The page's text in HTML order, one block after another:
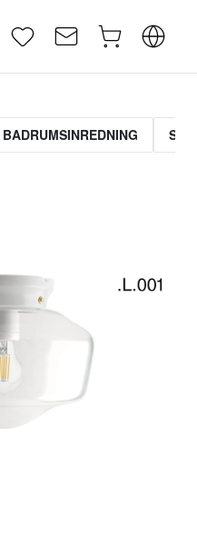
BADRUMSINREDNING